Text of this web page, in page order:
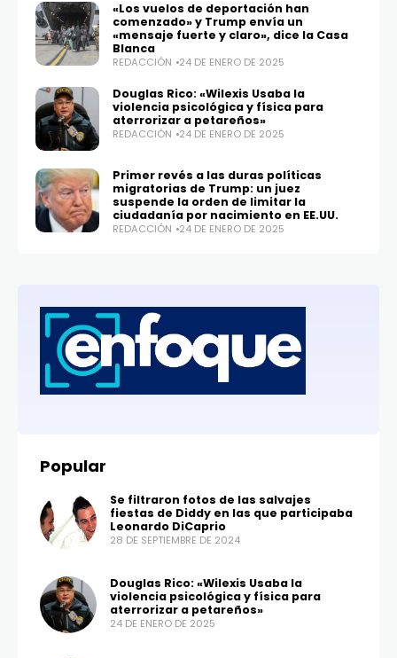
«Los vuelos de deportación han
comenzado» y Trump envía un
«mensaje fuerte y claro», dice la Casa
Blanca
REDACCIÓN 24 DE ENERO DE 2025
Douglas Rico: «Wilexis Usaba la
violencia psicológica y física para
aterrorizar a petareños»
REDACCIÓN 24 DE ENERO DE 2025
Primer revés a las duras políticas
migratorias de Trump: un juez
suspende la orden de limitar la
ciudadanía por nacimiento en EE.UU.
REDACCIÓN 24 DE ENERO DE 2025
Popular
Se filtraron fotos de las salvajes
fiestas de Diddy en las que participaba
Leonardo DiCaprio
28 DE SEPTIEMBRE DE 2024
Douglas Rico: «Wilexis Usaba la
violencia psicológica y física para
aterrorizar a petareños»
24 DE ENERO DE 2025